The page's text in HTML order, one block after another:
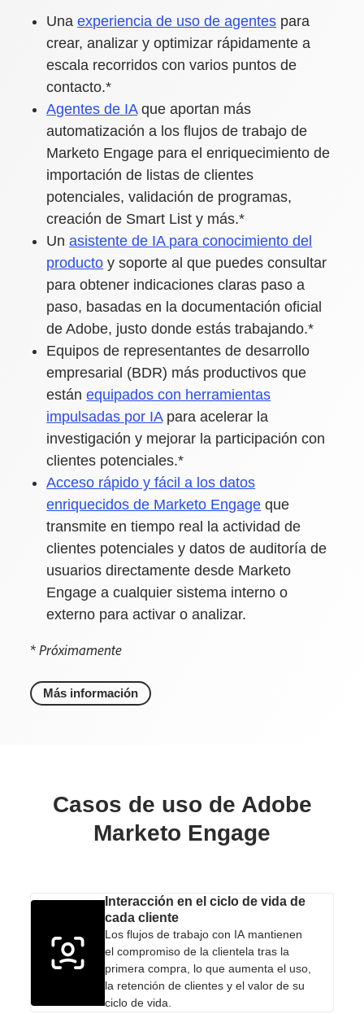
Unaexperiencia de uso de agentes para
crear, analizar y optimizar rápidamente a
escala recorridos con varios puntos de
contacto.*
Agentes de IAque aportan más
automatización a los flujos de trabajo de
Marketo Engage para el enriquecimiento de
importación de listas de clientes
potenciales, validación de programas,
creación de Smart List y más.*
Unasistente de IA para conocimiento del
producto y soporte al que puedes consultar
para obtener indicaciones claras paso a
paso, basadas en la documentación oficial
de Adobe, justo donde estás trabajando.*
Equipos de representantes de desarrollo
empresarial (BDR) más productivos que
estánequipados con herramientas
impulsadas por IApara acelerar la
investigación y mejorar la participación con
clientes potenciales.*
Acceso rápido y fácil a los datos
enriquecidos de Marketo Engage que
transmite en tiempo real la actividad de
clientes potenciales y datos de auditoría de
usuarios directamente desde Marketo
Engage a cualquier sistema interno o
externo para activar o analizar.
* Próximamente
Más información
Casos de uso de Adobe
Marketo Engage
Interacción en el ciclo de vida de
cada cliente
Los flujos de trabajo con IA mantienen
el compromiso de la clientela tras la
primera compra, lo que aumenta el uso,
la retención de clientes y el valor de su
ciclo de vida.